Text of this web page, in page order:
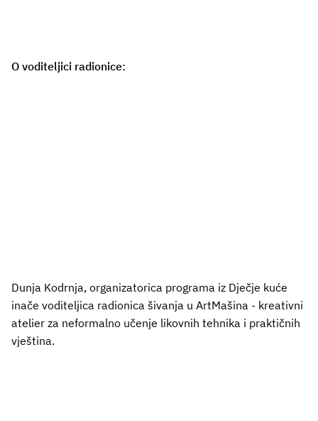
O voditeljici radionice:
Dunja Kodrnja, organizatorica programa iz Dječje kuće
inače voditeljica radionica šivanja u ArtMašina - kreativni
atelier za neformalno učenje likovnih tehnika i praktičnih
vještina.